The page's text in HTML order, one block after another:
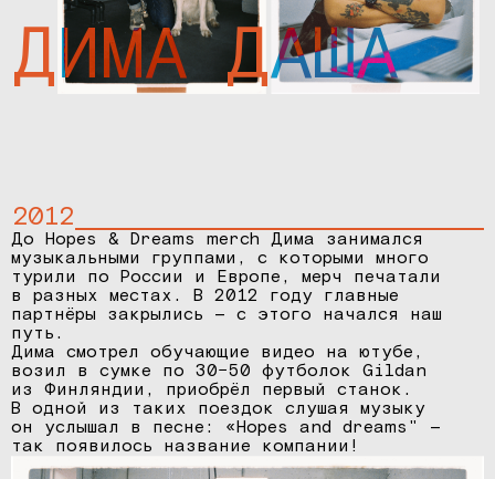
2012
До Hopes & Dreams merch Дима занимался
музыкальными группами, с которыми много
турили по России и Европе, мерч печатали
в разных местах. В 2012 году главные
партнёры закрылись — с этого начался наш
путь.
Дима смотрел обучающие видео на ютубе,
возил в сумке по 30−50 футболок Gildan
из Финляндии, приобрёл первый станок.
В одной из таких поездок слушая музыку
он услышал в песне: «Hopes and dreams" —
так появилось название компании!